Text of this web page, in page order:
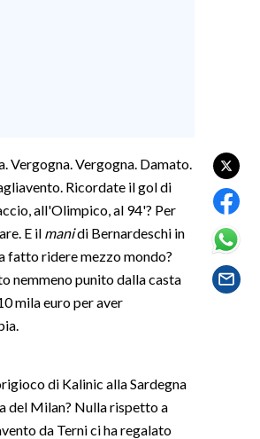
Vergogna. Vergogna. Damato.
Ricordate il gol di
all'Olimpico, al 94'? Per
E il manidi Bernardeschi in
fatto ridere mezzo mondo?
nemmeno punito dalla casta
mila euro per aver
di Kalinic alla Sardegna
del Milan? Nulla rispetto a
da Terni ci ha regalato